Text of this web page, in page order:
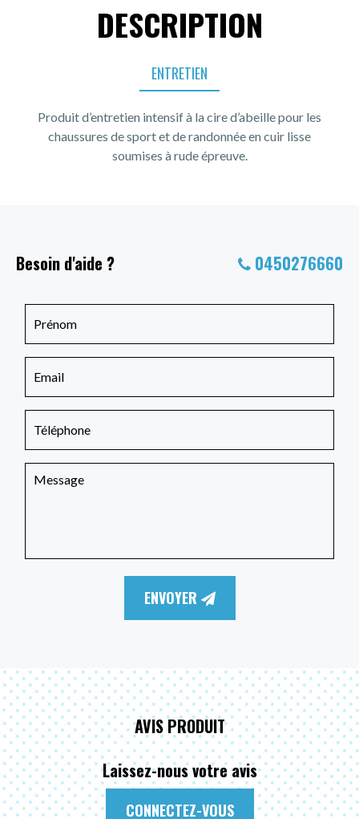
DESCRIPTION
ENTRETIEN
Produit d’entretien intensif à la cire d’abeille pour les
chaussures de sport et de randonnée en cuir lisse
soumises à rude épreuve.
Besoin d'aide ? 0450276660
ENVOYER
AVIS PRODUIT
Laissez-nous votre avis
CONNECTEZ-VOUS